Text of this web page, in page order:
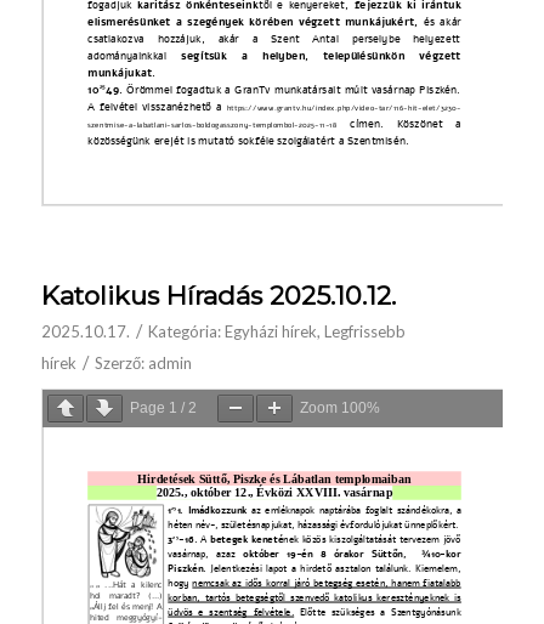
Katolikus Híradás 2025.10.12.
2025.10.17. / Kategória:Egyházi hírek, Legfrissebb
hírek / Szerző: admin
Page 1 / 2 Zoom 100%